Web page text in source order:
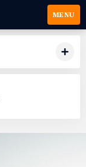
MENU